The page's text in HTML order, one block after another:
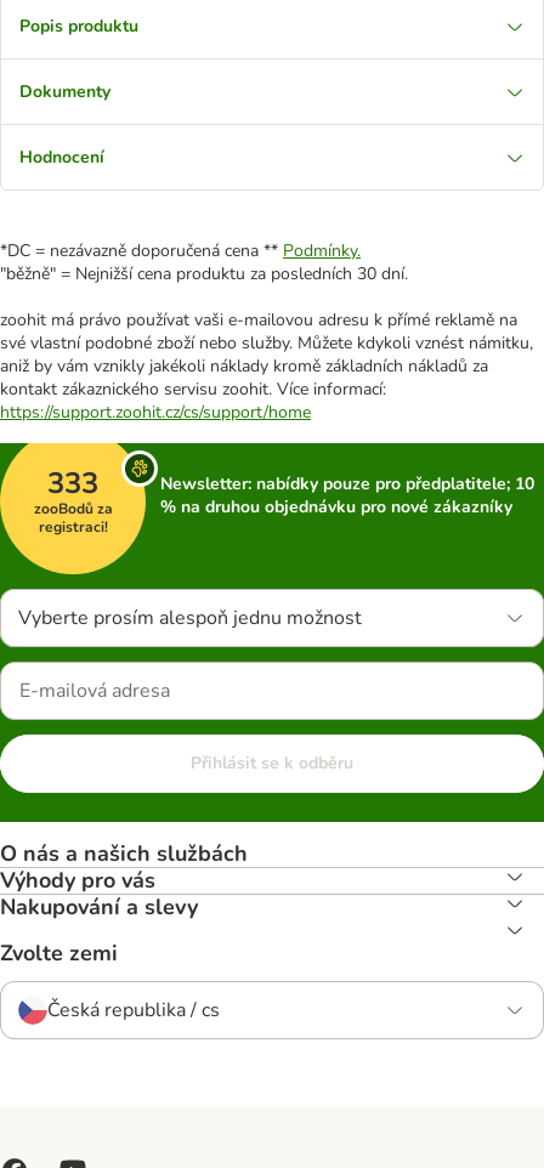
Popis produktu
Dokumenty
Hodnocení
*DC = nezávazně doporučená cena ** Podmínky.
"běžně" = Nejnižší cena produktu za posledních 30 dní.
zoohit má právo používat vaši e-mailovou adresu k přímé reklamě na
své vlastní podobné zboží nebo služby. Můžete kdykoli vznést námitku,
aniž by vám vznikly jakékoli náklady kromě základních nákladů za
kontakt zákaznického servisu zoohit. Více informací:
https://support.zoohit.cz/cs/support/home
333
zooBodů za
registraci!
Newsletter: nabídky pouze pro předplatitele; 10
% na druhou objednávku pro nové zákazníky
Vyberte prosím alespoň jednu možnost
Přihlásit se k odběru
O nás a našich službách
Výhody pro vás
Nakupování a slevy
Zvolte zemi
Česká republika / cs